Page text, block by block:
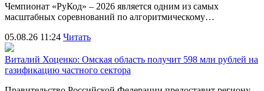
Чемпионат «РуКод» – 2026 является одним из самых
масштабных соревнований по алгоритмическому…
05.08.26 11:24 Читать
Виталий Хоценко: Омская область получит 598 млн рублей на
газификацию частного сектора